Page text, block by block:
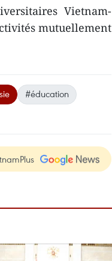
Vietnam-
mutuellement
#éducation